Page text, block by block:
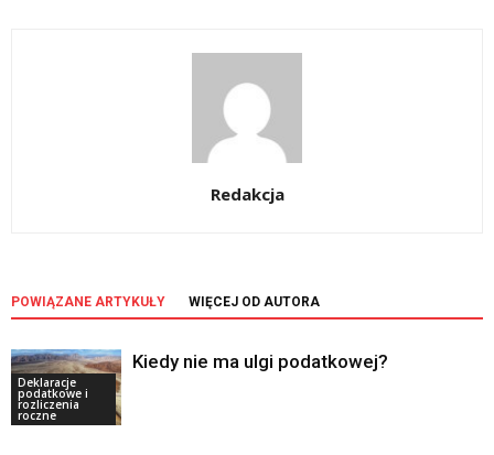
Redakcja
POWIĄZANE ARTYKUŁY WIĘCEJ OD AUTORA
Deklaracje
podatkowe i
rozliczenia
roczne
Kiedy nie ma ulgi podatkowej?